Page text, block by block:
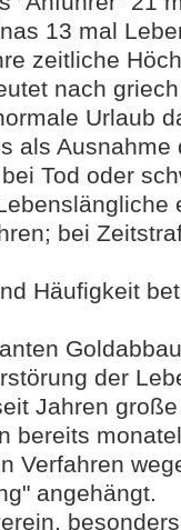
13 mal
zeitliche
nach
Urlaub
als
Tod oder
bei
Häufigkeit
der
Jahren
bereits
Verfahren
angehängt.